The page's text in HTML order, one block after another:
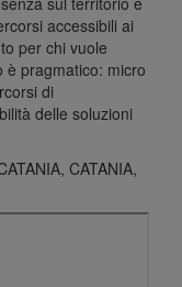
accessibili ai
per chi vuole
è pragmatico: micro
di
delle soluzioni
CATANIA,